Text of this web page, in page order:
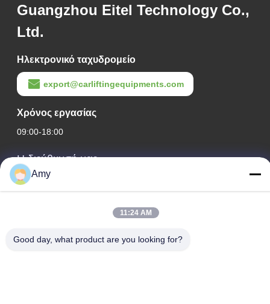
Guangzhou Eitel Technology Co.,
Ltd.
Ηλεκτρονικό ταχυδρομείο
export@carliftingequipments.com
Χρόνος εργασίας
09:00-18:00
Η διεύθυνσή μας
Διεύθυνση Εταιρείας
Διεύθυνση Εργοστασίου
Εθνικός δρόμος 106, συνοικία Huadu, πόλη Guangzhou
Amy
11:24 AM
Good day, what product are you looking for?